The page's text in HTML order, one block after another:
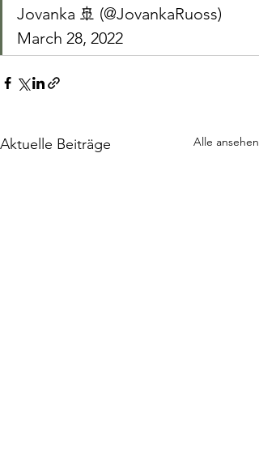
Jovanka 🚢 (@JovankaRuoss)
March 28, 2022
Aktuelle Beiträge Alle ansehen